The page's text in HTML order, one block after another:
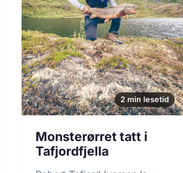
2 min lesetid
Monsterørret tatt i
Tafjordfjella